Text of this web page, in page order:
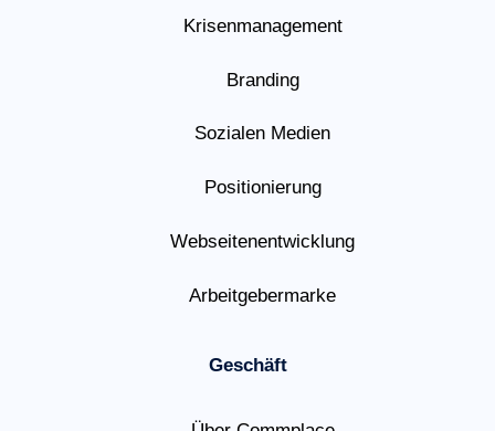
Krisenmanagement
Branding
Sozialen Medien
Positionierung
Webseitenentwicklung
Arbeitgebermarke
Geschäft